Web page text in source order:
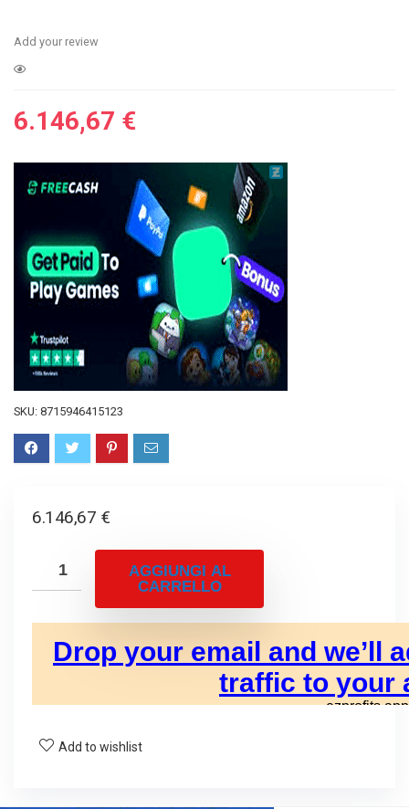
Add your review
6.146,67 €
SKU: 8715946415123
6.146,67 €
AGGIUNGI AL
CARRELLO
Add to wishlist